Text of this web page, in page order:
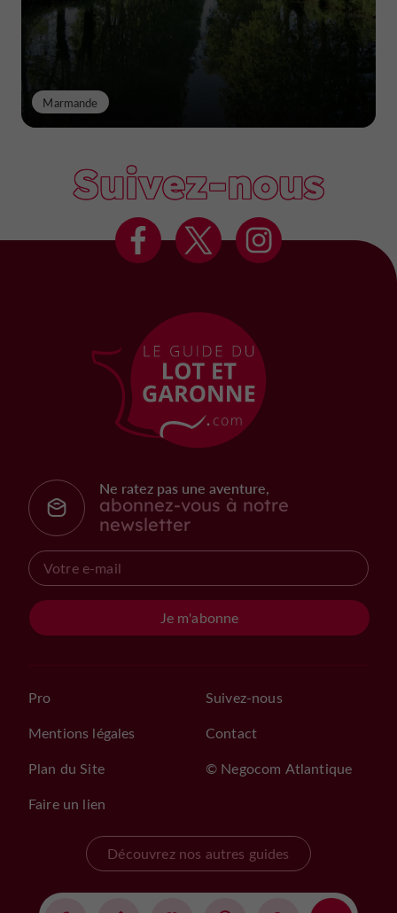
Marmande
Suivez-nous
Ne ratez pas une aventure,
abonnez-vous à notre
newsletter
Je m'abonne
Pro
Mentions légales
Plan du Site
Faire un lien
Suivez-nous
Contact
© Negocom Atlantique
Découvrez nos autres guides